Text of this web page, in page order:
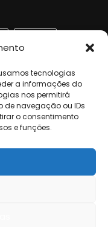
tecnologias
a informações do
nos permitirá
navegação ou IDs
o consentimento
e funções.
ted(2)
(1)